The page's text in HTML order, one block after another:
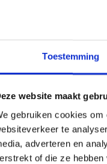
Toestemming
website maakt
gebruiken cookies
te
adverteren en
of die ze
pvc
impact